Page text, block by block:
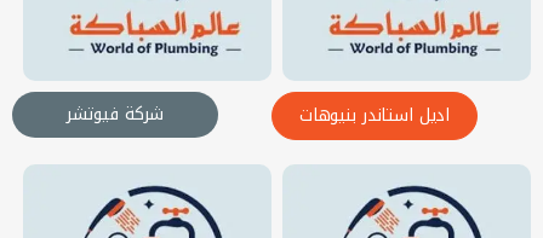
اديل استاندر بنيوهات شركة فيوتشر